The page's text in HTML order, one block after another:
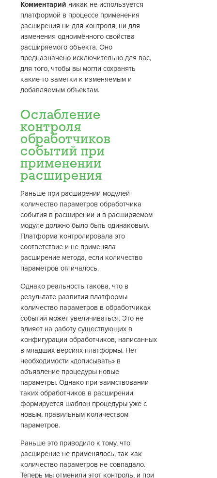
Комментарий никак не используется
платформой в процессе применения
расширения ни для контроля, ни для
изменения одноимённого свойства
расширяемого объекта. Оно
предназначено исключительно для вас,
для того, чтобы вы могли сохранять
какие-то заметки к изменяемым и
добавляемым объектам.
Ослабление
контроля
обработчиков
событий при
применении
расширения
Раньше при расширении модулей
количество параметров обработчика
события в расширении и в расширяемом
модуле должно было быть одинаковым.
Платформа контролировала это
соответствие и не применяла
расширение метода, если количество
параметров отличалось.
Однако реальность такова, что в
результате развития платформы
количество параметров в обработчиках
событий может увеличиваться. Это не
влияет на работу существующих в
конфигурации обработчиков, написанных
в младших версиях платформы. Нет
необходимости «дописывать» в
объявление процедуры новые
параметры. Однако при заимствовании
таких обработчиков в расширении
формируется шаблон процедуры уже с
новым, правильным количеством
параметров.
Раньше это приводило к тому, что
расширение не применялось, так как
количество параметров не совпадало.
Теперь мы отменили этот контроль, и при